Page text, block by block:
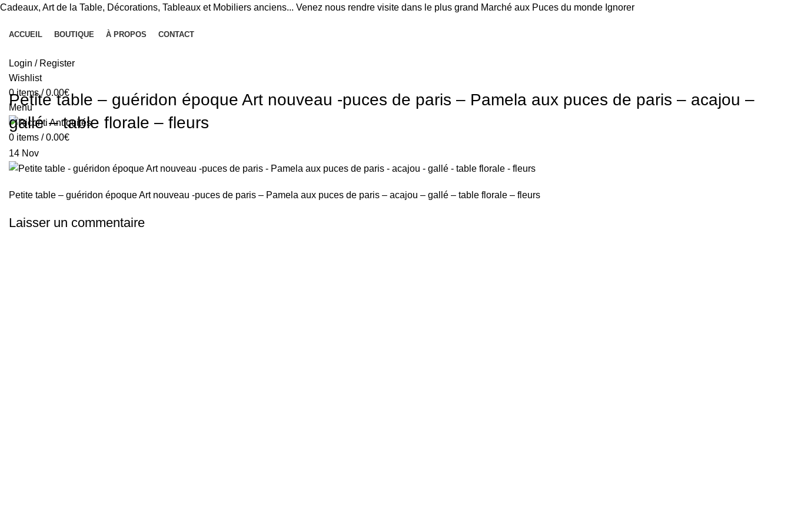
Cadeaux, Art de la Table, Décorations, Tableaux et Mobiliers anciens... Venez nous rendre visite dans le plus grand Marché aux Puces du monde Ignorer
ACCUEIL BOUTIQUE À PROPOS CONTACT
Login / Register
Wishlist
0items / 0.00€
Menu
0 items / 0.00€
Petite table – guéridon époque Art nouveau -puces de paris – Pamela aux puces de paris – acajou –
gallé – table florale – fleurs
14 Nov
Petite table – guéridon époque Art nouveau -puces de paris – Pamela aux puces de paris – acajou – gallé – table florale – fleurs
Laisser un commentaire